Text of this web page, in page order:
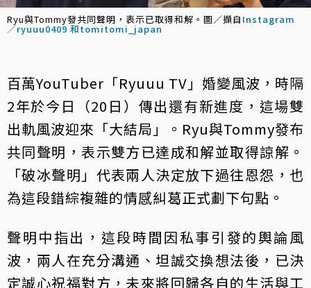
Ryu與Tommy發共同聲明，表示已取得和解。圖／擷自 Instagram
／ryuuu0409 和tomitomi_japan
百萬YouTuber「Ryuuu TV」婚變風波，時隔
2年於今日（20日）傳出還有新進度，這場雙
出軌風波迎來「大結局」。Ryu與Tommy發布
共同聲明，表示雙方已達成和解並取得諒解。
「破冰聲明」代表兩人決定放下過往恩怨，也
為這段錯綜複雜的情感糾葛正式劃下句點。
聲明中指出，這段時間因私事引發的輿論風
波，兩人在充分溝通、坦誠交換想法後，已決
定誠心祝福對方，未來將回歸各自的生活與工